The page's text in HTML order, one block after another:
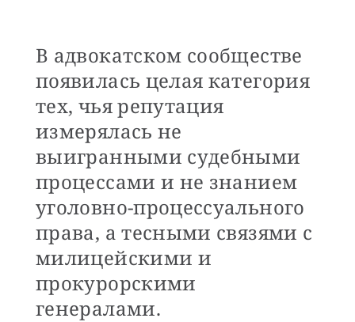
В адвокатском сообществе
появилась целая категория
тех, чья репутация
измерялась не
выигранными судебными
процессами и не знанием
уголовно-процессуального
права, а тесными связями с
милицейскими и
прокурорскими
генералами.